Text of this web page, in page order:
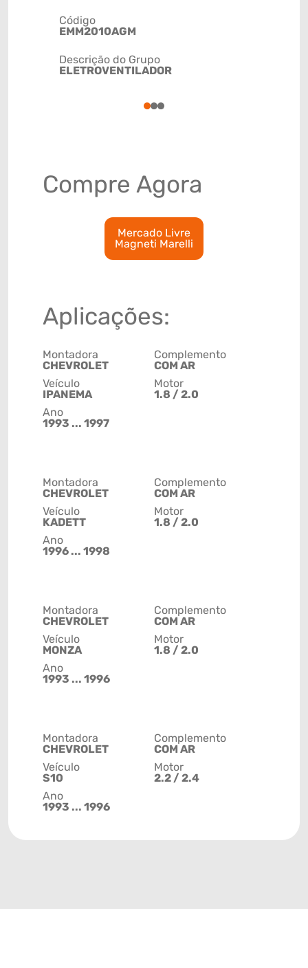
Código
EMM2010AGM
Descrição do Grupo
ELETROVENTILADOR
123
Compre Agora
Mercado Livre
Magneti Marelli
Aplicações:
Montadora
CHEVROLET
Veículo
IPANEMA
Ano
1993 ... 1997
Complemento
COM AR
Motor
1.8 / 2.0
Montadora
CHEVROLET
Veículo
KADETT
Ano
1996 ... 1998
Complemento
COM AR
Motor
1.8 / 2.0
Montadora
CHEVROLET
Veículo
MONZA
Ano
1993 ... 1996
Complemento
COM AR
Motor
1.8 / 2.0
Montadora
CHEVROLET
Veículo
S10
Ano
1993 ... 1996
Complemento
COM AR
Motor
2.2 / 2.4